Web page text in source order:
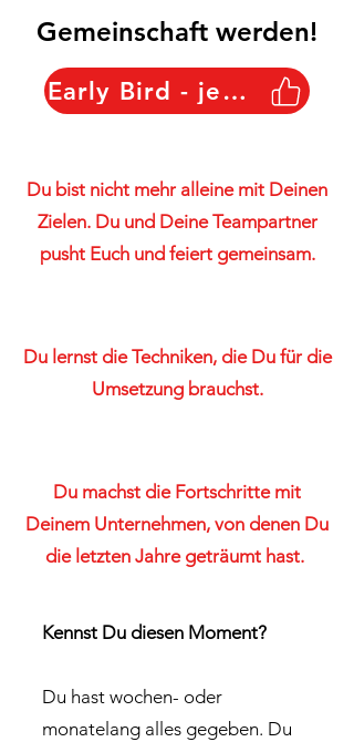
Gemeinschaft werden!
Early Bird - jetzt sichern
Du bist nicht mehr alleine mit Deinen
Zielen. Du und Deine Teampartner
pusht Euch und feiert gemeinsam.
Du lernst die Techniken, die Du für die
Umsetzung brauchst.
Du machst die Fortschritte mit
Deinem Unternehmen, von denen Du
die letzten Jahre geträumt hast.
Kennst Du diesen Moment?
Du hast wochen- oder
monatelang alles gegeben. Du